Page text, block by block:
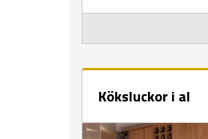
Köksluckor i al